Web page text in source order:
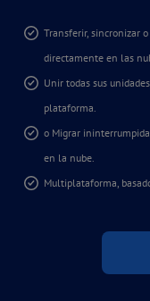
Transferir, sincronizar
directamente en las
Unir todas sus
plataforma.
o Migrar
en la nube.
Multiplataforma,